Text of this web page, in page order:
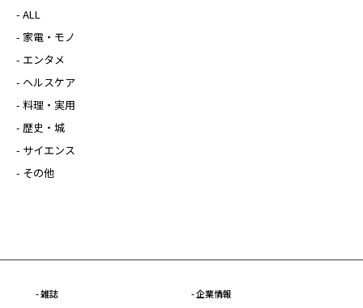
- ALL
- 家電・モノ
- エンタメ
- ヘルスケア
- 料理・実用
- 歴史・城
- サイエンス
- その他
- 雑誌
- 企業情報